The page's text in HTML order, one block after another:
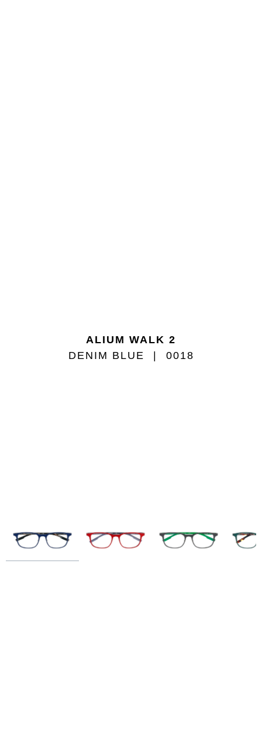
ALIUM WALK 2
DENIM BLUE
0018